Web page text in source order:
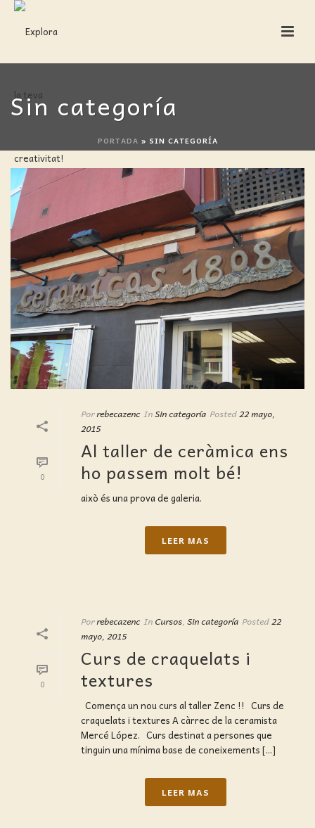
Sin categoría
PORTADA » SIN CATEGORÍA
0
Porrebecazenc InSin categoría Posted22 mayo,
2015
Al taller de ceràmica ens
ho passem molt bé!
això és una prova de galeria.
LEER MAS
0
Porrebecazenc In Cursos, Sin categoría Posted22
mayo, 2015
Curs de craquelats i
textures
Comença un nou curs al taller Zenc !! Curs de
craquelats i textures A càrrec de la ceramista
Mercé López. Curs destinat a persones que
tinguin una mínima base de coneixements [...]
LEER MAS